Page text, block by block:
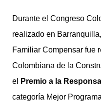
Durante el Congreso
realizado en
Familiar Compensar fue
Colombiana de la
el
Premio a la
categoría Mejor